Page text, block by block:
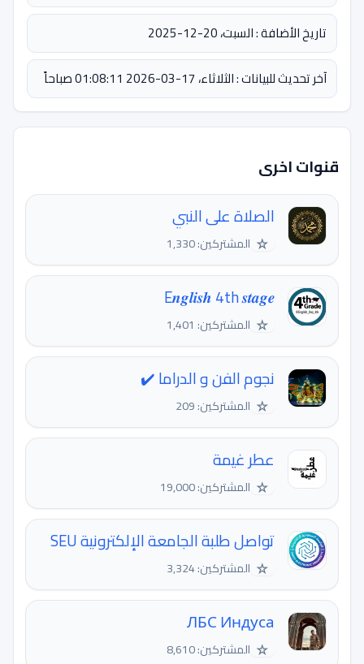
تاريخ الأضافة : السبت، 20-12-2025
آخر تحديث للبيانات : الثلاثاء، 17-03-2026 01:08:11 صباحاً
قنوات اخرى
الصلاة على النبي
☆ المشتركين: 1,330
E𝒏𝒈𝒍𝒊𝒔𝒉 4th 𝒔𝒕𝒂𝒈𝒆
☆ المشتركين: 1,401
نجوم الفن و الدراما ✔️
☆ المشتركين: 209
عطر غيمة
☆ المشتركين: 19,000
تواصل طلبة الجامعة الإلكترونية SEU
☆ المشتركين: 3,324
ЛБС Индуса
☆ المشتركين: 8,610